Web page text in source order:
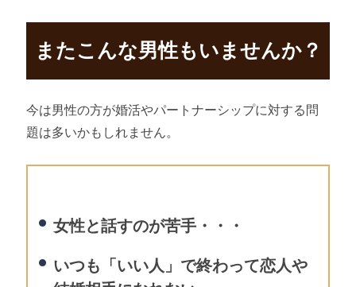
またこんな男性もいませんか？
今は男性の方が婚活やパートナーシップに対する問
題は多いかもしれません。
女性と話すのが苦手・・・
いつも「いい人」で終わって恋人や